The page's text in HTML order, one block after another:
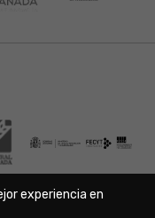
experiencia en